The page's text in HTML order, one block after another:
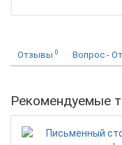
Отзывы 0 Вопрос -
Рекомендуемые